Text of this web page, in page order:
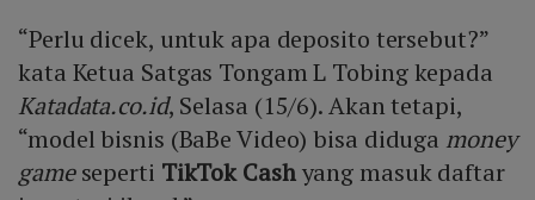
“Perlu dicek, untuk apa deposito tersebut?”
kata Ketua Satgas Tongam L Tobing kepada
Katadata.co.id, Selasa (15/6). Akan tetapi,
“model bisnis (BaBe Video) bisa diduga money
gameseperti TikTok Cashyang masuk daftar